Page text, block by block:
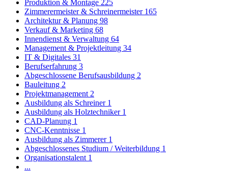
Produktion & Montage 225
Zimmerermeister & Schreinermeister 165
Architektur & Planung 98
Verkauf & Marketing 68
Innendienst & Verwaltung 64
Management & Projektleitung 34
IT & Digitales 31
Berufserfahrung 3
Abgeschlossene Berufsausbildung 2
Bauleitung 2
Projektmanagement 2
Ausbildung als Schreiner 1
Ausbildung als Holztechniker 1
CAD-Planung 1
CNC-Kenntnisse 1
Ausbildung als Zimmerer 1
Abgeschlossenes Studium / Weiterbildung 1
Organisationstalent 1
...